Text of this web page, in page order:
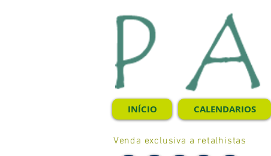
INÍCIO CALENDARIOS
Venda exclusiva a retalhistas